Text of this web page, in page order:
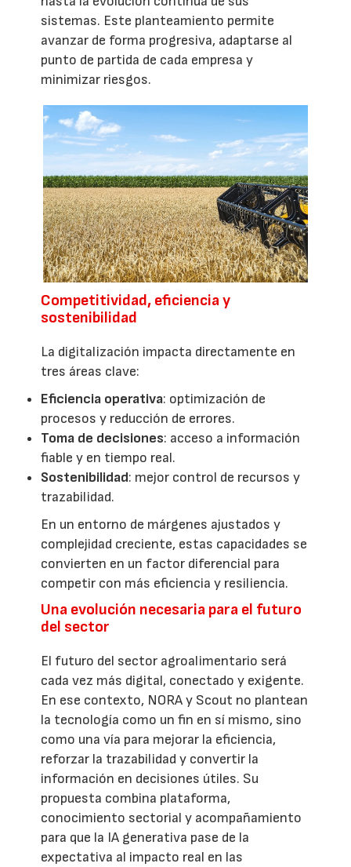
sistemas. Este planteamiento permite
avanzar de forma progresiva, adaptarse al
punto de partida de cada empresa y
minimizar riesgos.
Competitividad, eficiencia y
sostenibilidad
La digitalización impacta directamente en
tres áreas clave:
Eficiencia operativa: optimización de
procesos y reducción de errores.
Toma de decisiones: acceso a información
fiable y en tiempo real.
Sostenibilidad: mejor control de recursos y
trazabilidad.
En un entorno de márgenes ajustados y
complejidad creciente, estas capacidades se
convierten en un factor diferencial para
competir con más eficiencia y resiliencia.
Una evolución necesaria para el futuro
del sector
El futuro del sector agroalimentario será
cada vez más digital, conectado y exigente.
En ese contexto, NORA y Scout no plantean
la tecnología como un fin en sí mismo, sino
como una vía para mejorar la eficiencia,
reforzar la trazabilidad y convertir la
información en decisiones útiles. Su
propuesta combina plataforma,
conocimiento sectorial y acompañamiento
para que la IA generativa pase de la
expectativa al impacto real en las